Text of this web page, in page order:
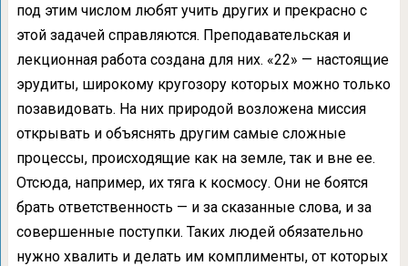
под этим числом любят учить других и прекрасно с
этой задачей справляются. Преподавательская и
лекционная работа создана для них. «22» — настоящие
эрудиты, широкому кругозору которых можно только
позавидовать. На них природой возложена миссия
открывать и объяснять другим самые сложные
процессы, происходящие как на земле, так и вне ее.
Отсюда, например, их тяга к космосу. Они не боятся
брать ответственность — и за сказанные слова, и за
совершенные поступки. Таких людей обязательно
нужно хвалить и делать им комплименты, от которых